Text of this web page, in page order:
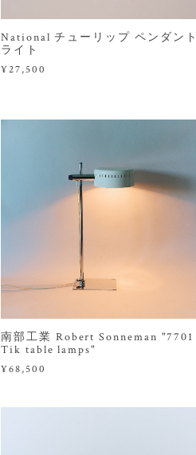
National チューリップ ペンダント
ライト
¥27,500
南部工業 Robert Sonneman "7701
Tik table lamps"
¥68,500